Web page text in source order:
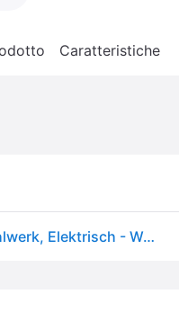
Caratteristiche
Baratza Encore Kaffeemühle mit Kegelmahlwerk, Elektrisch - Weiß